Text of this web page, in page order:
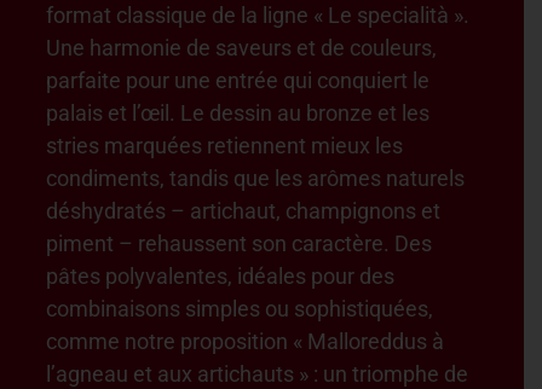
format classique de la ligne « Le specialità ».
Une harmonie de saveurs et de couleurs,
parfaite pour une entrée qui conquiert le
palais et l’œil. Le dessin au bronze et les
stries marquées retiennent mieux les
condiments, tandis que les arômes naturels
déshydratés – artichaut, champignons et
piment – rehaussent son caractère. Des
pâtes polyvalentes, idéales pour des
combinaisons simples ou sophistiquées,
comme notre proposition « Malloreddus à
l’agneau et aux artichauts » : un triomphe de